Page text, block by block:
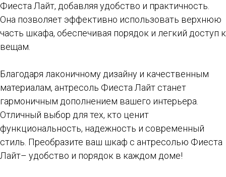
Фиеста Лайт, добавляя удобство и практичность.
Она позволяет эффективно использовать верхнюю
часть шкафа, обеспечивая порядок и легкий доступ к
вещам.
Благодаря лаконичному дизайну и качественным
материалам, антресоль Фиеста Лайт станет
гармоничным дополнением вашего интерьера.
Отличный выбор для тех, кто ценит
функциональность, надежность и современный
стиль. Преобразите ваш шкаф с антресолью Фиеста
Лайт– удобство и порядок в каждом доме!